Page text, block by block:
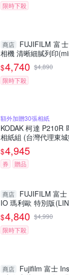
限時下殺
商店
FUJIFILM 富
相機 清晰細膩列印
$4,740 $4,890
限時下殺
額外加贈30張相紙
KODAK 柯達 P210R
相紙組 (台灣代理東
$4,945
券 贈品
商店
FUJIFILM 富
IO 瑪利歐 特別版
印相機
$4,840 $4,990
限時下殺
商店
Fujifilm 富士